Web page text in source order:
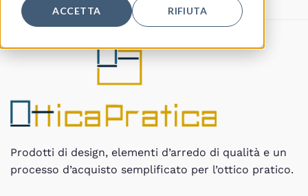
ACCETTA RIFIUTA
Prodotti di design, elementi d’arredo di qualità e un
processo d’acquisto semplificato per l’ottico pratico.